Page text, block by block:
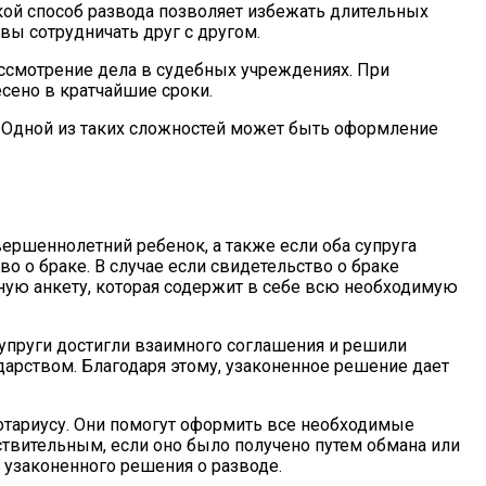
способ развода позволяет избежать длительных
сотрудничать друг с другом.
дела в судебных учреждениях. При
в кратчайшие сроки.
из таких сложностей может быть оформление
ребенок, а также если оба супруга
о браке. В случае если свидетельство о браке
анкету, которая содержит в себе всю необходимую
достигли взаимного соглашения и решили
Благодаря этому, узаконенное решение дает
Они помогут оформить все необходимые
если оно было получено путем обмана или
решения о разводе.